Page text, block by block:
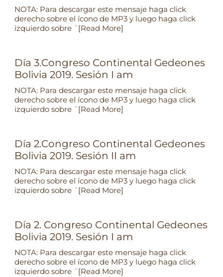
NOTA: Para descargar este mensaje haga click
derecho sobre el ícono de MP3 y luego haga click
izquierdo sobre ¨[Read More]
Día 3.Congreso Continental Gedeones
Bolivia 2019. Sesión I am
NOTA: Para descargar este mensaje haga click
derecho sobre el ícono de MP3 y luego haga click
izquierdo sobre ¨[Read More]
Día 2.Congreso Continental Gedeones
Bolivia 2019. Sesión II am
NOTA: Para descargar este mensaje haga click
derecho sobre el ícono de MP3 y luego haga click
izquierdo sobre ¨[Read More]
Día 2. Congreso Continental Gedeones
Bolivia 2019. Sesión I am
NOTA: Para descargar este mensaje haga click
derecho sobre el ícono de MP3 y luego haga click
izquierdo sobre ¨[Read More]